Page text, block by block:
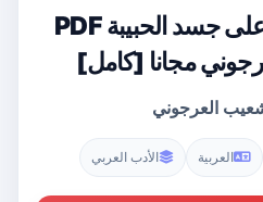
تحميل كتاب وشم على جسد الحبيبة PDF
مجانا [كامل]
العرجوني
العربية الأدب العربي